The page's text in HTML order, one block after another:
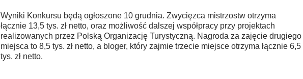
Wyniki Konkursu będą ogłoszone 10 grudnia. Zwycięzca mistrzostw otrzyma
łącznie 13,5 tys. zł netto, oraz możliwość dalszej współpracy przy projektach
realizowanych przez Polską Organizację Turystyczną. Nagroda za zajęcie drugiego
miejsca to 8,5 tys. zł netto, a bloger, który zajmie trzecie miejsce otrzyma łącznie 6,5
tys. zł netto.